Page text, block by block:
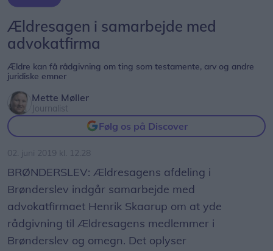
Ældresagen i samarbejde med
advokatfirma
Ældre kan få rådgivning om ting som testamente, arv og andre
juridiske emner
Mette Møller
Journalist
Følg os på Discover
02. juni 2019 kl. 12.28
BRØNDERSLEV: Ældresagens afdeling i
Brønderslev indgår samarbejde med
advokatfirmaet Henrik Skaarup om at yde
rådgivning til Ældresagens medlemmer i
Brønderslev og omegn. Det oplyser